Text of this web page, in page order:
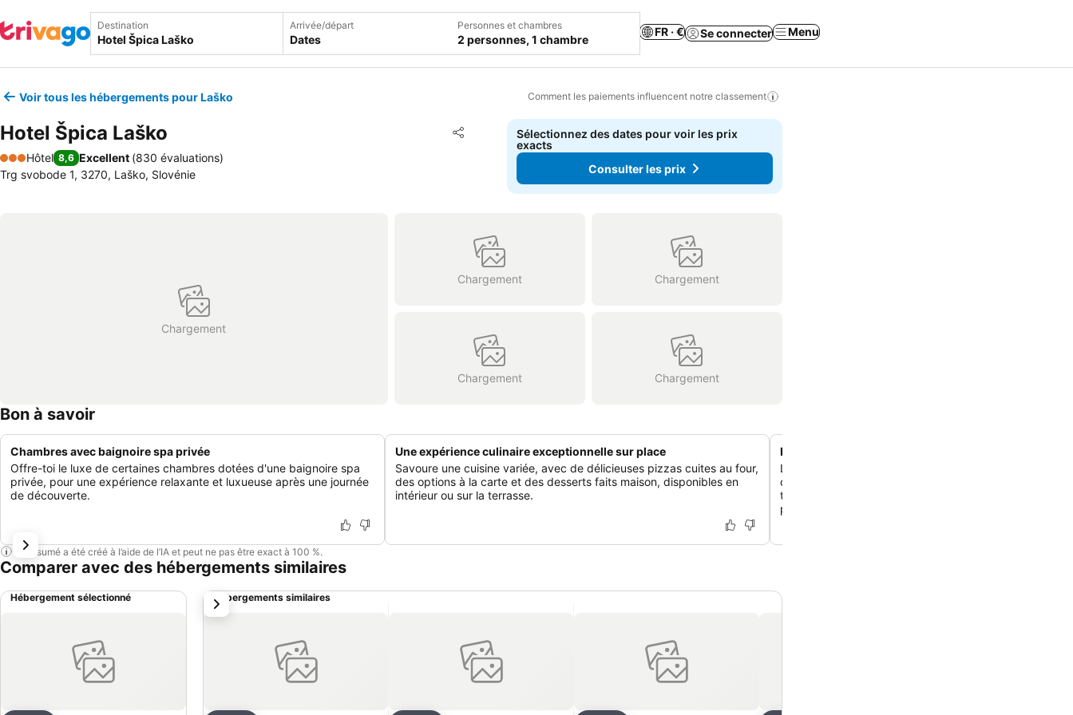
Destination Arrivée/départ
Dates
Personnes et chambres
2 personnes, 1 chambre
FR · € Se connecter Menu
Voir tous les hébergements pour Laško Comment les paiements influencent notre classement
Hotel Špica Laško Partager
Ajouter à mes favoris
3 Étoiles
Hôtel 8,6 Excellent (830 évaluations)
Trg svobode 1, 3270, Laško, Slovénie
Sélectionnez des dates pour voir les prix
exacts
Consulter les prix
Chargement
Chargement Chargement
Chargement Chargement
Bon à savoir
Chambres avec baignoire spa privée
Offre-toi le luxe de certaines chambres dotées d'une baignoire spa
privée, pour une expérience relaxante et luxueuse après une journée
de découverte.
Une expérience culinaire exceptionnelle sur place
Savoure une cuisine variée, avec de délicieuses pizzas cuites au four,
des options à la carte et des desserts faits maison, disponibles en
intérieur ou sur la terrasse.
Hébergement où les animaux sont les bienvenus
Les voyageurs avec des animaux de compagnie sont
chaleureusement accueillis, ce qui assure un séjour
tous les membres de la famille, y compris tes
pattes.
Ce résumé a été créé à l’aide de l’IA et peut ne pas être exact à 100 %.
Comparer avec des hébergements similaires
Hébergement sélectionné Hébergements similaires
suivant